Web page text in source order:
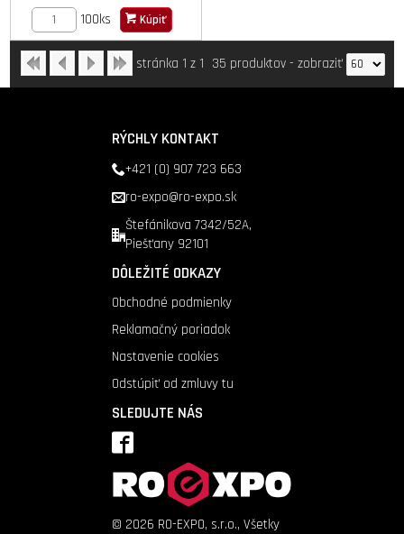
100ks
Kúpiť
stránka 1 z 1 35 produktov- zobraziť
RÝCHLY KONTAKT
+421 (0) 907 723 663
ro-expo@ro-expo.sk
Štefánikova 7342/52A,
Piešťany 92101
DÔLEŽITÉ ODKAZY
Obchodné podmienky
Reklamačný poriadok
Nastavenie cookies
Odstúpiť od zmluvy tu
SLEDUJTE NÁS
© 2026 RO-EXPO, s.r.o., Všetky